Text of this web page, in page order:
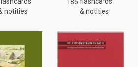
gebruikt het
notities
185
& notities